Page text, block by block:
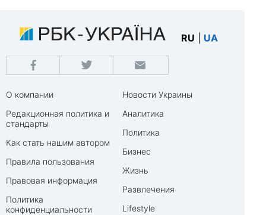
RU UA
О компании
Редакционная политика и
стандарты
Как стать нашим автором
Правила пользования
Правовая информация
Политика
конфиденциальности
Новости Украины
Аналитика
Политика
Бизнес
Жизнь
Развлечения
Lifestyle